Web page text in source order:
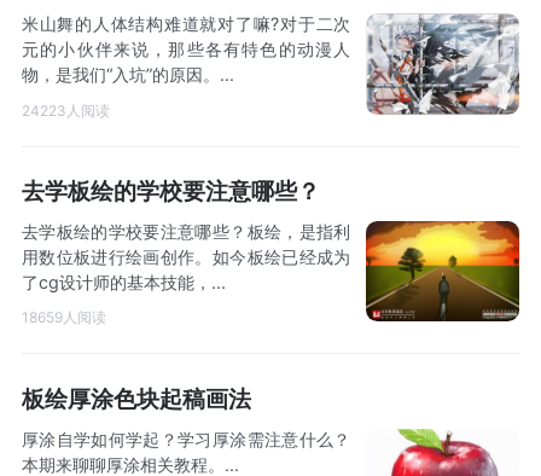
米山舞的人体结构难道就对了嘛?对于二次
元的小伙伴来说，那些各有特色的动漫人
物，是我们“入坑”的原因。...
24223人阅读
去学板绘的学校要注意哪些？
去学板绘的学校要注意哪些？板绘，是指利
用数位板进行绘画创作。如今板绘已经成为
了cg设计师的基本技能，...
18659人阅读
板绘厚涂色块起稿画法
厚涂自学如何学起？学习厚涂需注意什么？
本期来聊聊厚涂相关教程。...